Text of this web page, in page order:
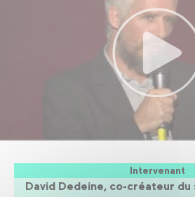
Intervenant
David Dedeine, co-créateur du